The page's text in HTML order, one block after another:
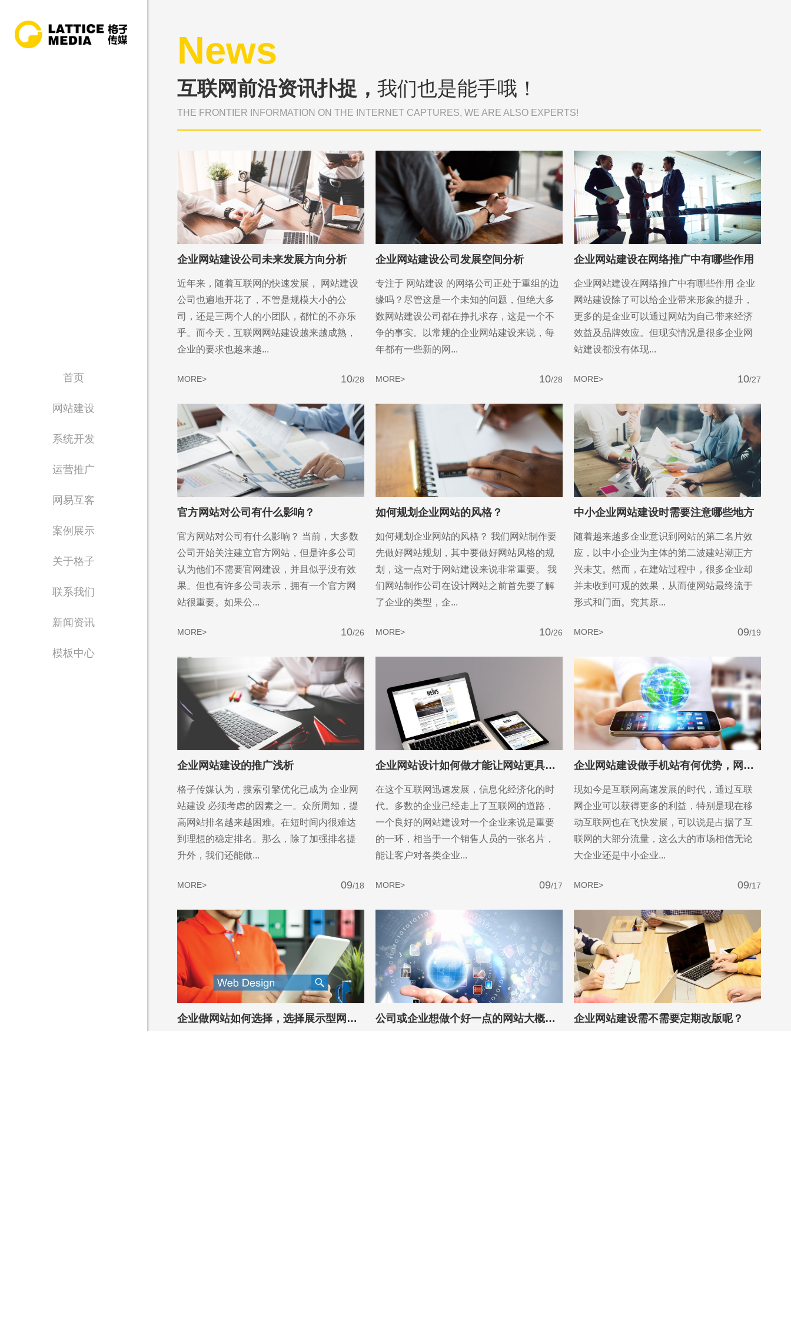
首页
网站建设
系统开发
运营推广
网易互客
案例展示
关于格子
联系我们
新闻资讯
模板中心
News
互联网前沿资讯扑捉，我们也是能手哦！
THE FRONTIER INFORMATION ON THE INTERNET CAPTURES, WE ARE ALSO EXPERTS!
企业网站建设公司未来发展方向分析
近年来，随着互联网的快速发展， 网站建设
公司也遍地开花了，不管是规模大小的公
司，还是三两个人的小团队，都忙的不亦乐
乎。而今天，互联网网站建设越来越成熟，
企业的要求也越来越...
MORE> 10/28
企业网站建设公司发展空间分析
专注于 网站建设 的网络公司正处于重组的边
缘吗？尽管这是一个未知的问题，但绝大多
数网站建设公司都在挣扎求存，这是一个不
争的事实。以常规的企业网站建设来说，每
年都有一些新的网...
MORE> 10/28
企业网站建设在网络推广中有哪些作用
企业网站建设在网络推广中有哪些作用 企业
网站建设除了可以给企业带来形象的提升，
更多的是企业可以通过网站为自己带来经济
效益及品牌效应。但现实情况是很多企业网
站建设都没有体现...
MORE> 10/27
官方网站对公司有什么影响？
官方网站对公司有什么影响？ 当前，大多数
公司开始关注建立官方网站，但是许多公司
认为他们不需要官网建设，并且似乎没有效
果。但也有许多公司表示，拥有一个官方网
站很重要。如果公...
MORE> 10/26
如何规划企业网站的风格？
如何规划企业网站的风格？ 我们网站制作要
先做好网站规划，其中要做好网站风格的规
划，这一点对于网站建设来说非常重要。 我
们网站制作公司在设计网站之前首先要了解
了企业的类型，企...
MORE> 10/26
中小企业网站建设时需要注意哪些地方
随着越来越多企业意识到网站的第二名片效
应，以中小企业为主体的第二波建站潮正方
兴未艾。然而，在建站过程中，很多企业却
并未收到可观的效果，从而使网站最终流于
形式和门面。究其原...
MORE> 09/19
企业网站建设的推广浅析
格子传媒认为，搜索引擎优化已成为 企业网
站建设 必须考虑的因素之一。众所周知，提
高网站排名越来越困难。在短时间内很难达
到理想的稳定排名。那么，除了加强排名提
升外，我们还能做...
MORE> 09/18
企业网站设计如何做才能让网站更具创意和吸引力?
在这个互联网迅速发展，信息化经济化的时
代。多数的企业已经走上了互联网的道路，
一个良好的网站建设对一个企业来说是重要
的一环，相当于一个销售人员的一张名片，
能让客户对各类企业...
MORE> 09/17
企业网站建设做手机站有何优势，网站建设有哪几种方式
现如今是互联网高速发展的时代，通过互联
网企业可以获得更多的利益，特别是现在移
动互联网也在飞快发展，可以说是占据了互
联网的大部分流量，这么大的市场相信无论
大企业还是中小企业...
MORE> 09/17
企业做网站如何选择，选择展示型网站还是营销型网站？ 公司或企业想做个好一点的网站大概需要多少费用? 企业网站建设需不需要定期改版呢？
Waiting for you
专注东莞网站设计制作，为中小企业打造高端营销型网站。
售前咨询
13560857155
售后咨询
0769-33808380
售前咨询
510260170
Are you ready?
不怕就请留下您的需求及联系方式，我们会第一时间送上问候的。